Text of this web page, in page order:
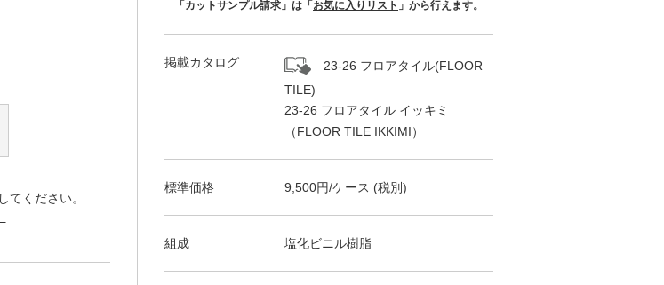
ください。
「カットサンプル請求」は「 お気に入りリスト 」から行えます。
掲載カタログ
23-26 フロアタイル(FLOOR
TILE)
23-26 フロアタイル イッキミ
（FLOOR TILE IKKIMI）
標準価格 9,500円/ケース (税別)
組成 塩化ビニル樹脂